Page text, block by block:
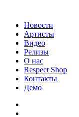
Новости
Артисты
Видео
Релизы
О нас
Respect Shop
Контакты
Демо